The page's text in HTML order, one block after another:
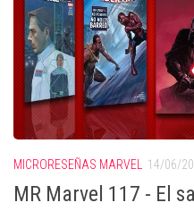
MICRORESEÑAS MARVEL 14/06/
MR Marvel 117 - El